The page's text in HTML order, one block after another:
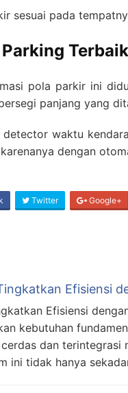
sesuai pada
Terbaik
pola parkir ini
panjang yang
waktu
dengan
Twitter Google+
Efisiensi
Efisiensi
kebutuhan
dan terintegrasi
ini tidak hanya